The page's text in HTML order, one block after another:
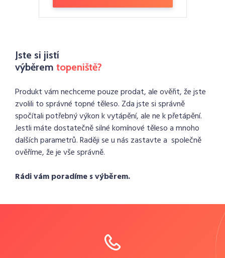
Jste si jistí
výběrem topeniště?
Produkt vám nechceme pouze prodat, ale ověřit, že jste
zvolili to správné topné těleso. Zda jste si správně
spočítali potřebný výkon k vytápění, ale ne k přetápění.
Jestli máte dostatečně silné komínové těleso a mnoho
dalších parametrů. Raději se u nás zastavte a společně
ověříme, že je vše správně.
Rádi vám poradíme s výběrem.